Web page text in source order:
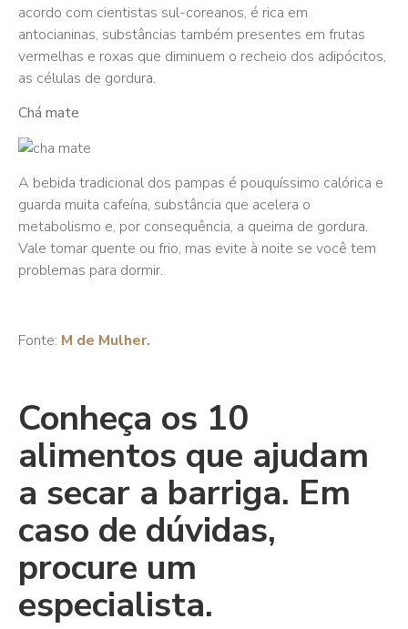
acordo com cientistas sul-coreanos, é rica em
antocianinas, substâncias também presentes em frutas
vermelhas e roxas que diminuem o recheio dos adipócitos,
as células de gordura.
Chá mate
A bebida tradicional dos pampas é pouquíssimo calórica e
guarda muita cafeína, substância que acelera o
metabolismo e, por consequência, a queima de gordura.
Vale tomar quente ou frio, mas evite à noite se você tem
problemas para dormir.
Fonte: M de Mulher.
Conheça os 10
alimentos que ajudam
a secar a barriga. Em
caso de dúvidas,
procure um
especialista.